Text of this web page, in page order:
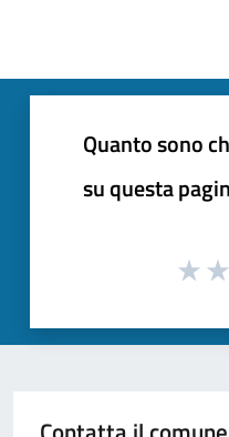
Quanto sono
su questa